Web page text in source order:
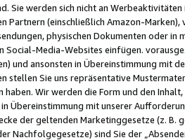
Sie werden sich nicht an
Partnern (einschließlich Amazon-
physischen Dokumenten oder in
Social-Media-Websites einfügen.
und ansonsten in Übereinstimmung mit
stellen Sie uns repräsentative
haben. Wir werden die Form und den
Übereinstimmung mit unserer
der geltenden Marketinggesetze (z. B.
Nachfolgegesetze) sind Sie der